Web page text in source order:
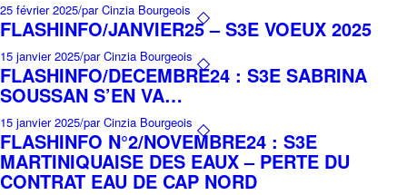
25 février 2025/par Cinzia Bourgeois
FLASHINFO/JANVIER25 – S3E VOEUX 2025
15 janvier 2025/par Cinzia Bourgeois
FLASHINFO/DECEMBRE24 : S3E SABRINA
SOUSSAN S’EN VA…
15 janvier 2025/par Cinzia Bourgeois
FLASHINFO N°2/NOVEMBRE24 : S3E
MARTINIQUAISE DES EAUX – PERTE DU
CONTRAT EAU DE CAP NORD